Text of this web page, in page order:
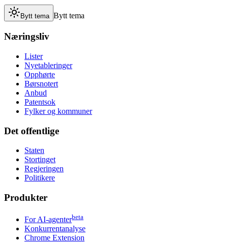
Bytt tema Bytt tema
Næringsliv
Lister
Nyetableringer
Opphørte
Børsnotert
Anbud
Patentsok
Fylker og kommuner
Det offentlige
Staten
Stortinget
Regjeringen
Politikere
Produkter
For AI-agenterbeta
Konkurrentanalyse
Chrome Extension